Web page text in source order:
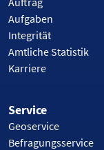
Aufgaben
Integrität
Amtliche Statistik
Karriere
Service
Geoservice
Befragungsservice